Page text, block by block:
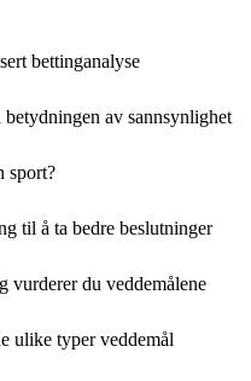
bettinganalyse
av sannsynlighet
sport?
til å ta bedre beslutninger
vurderer du veddemålene
ulike typer veddemål